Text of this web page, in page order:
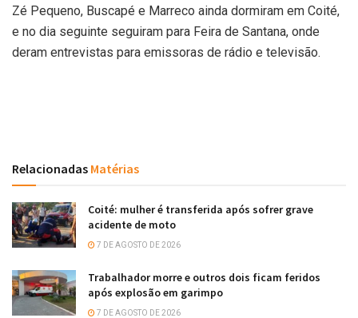
Zé Pequeno, Buscapé e Marreco ainda dormiram em Coité,
e no dia seguinte seguiram para Feira de Santana, onde
deram entrevistas para emissoras de rádio e televisão.
Relacionadas Matérias
Coité: mulher é transferida após sofrer grave
acidente de moto
7 DE AGOSTO DE 2026
Trabalhador morre e outros dois ficam feridos
após explosão em garimpo
7 DE AGOSTO DE 2026